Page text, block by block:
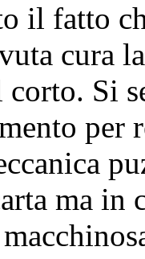
il fatto
cura
Si
per
ma